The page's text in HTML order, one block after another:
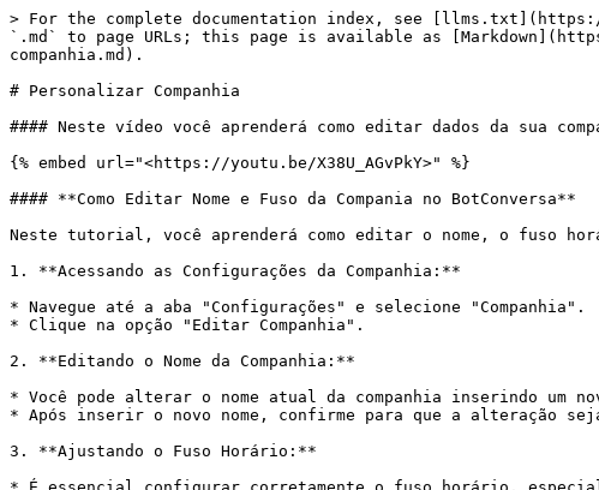
> For the complete documentation index, see
`.md` to page URLs; this page is available as
companhia.md).
# Personalizar Companhia
#### Neste vídeo você aprenderá como editar dados da sua
{% embed url="<https://youtu.be/X38U_AGvPkY>" %}
#### **Como Editar Nome e Fuso da Compania no BotConversa**
Neste tutorial, você aprenderá como editar o nome, o fuso
1. **Acessando as Configurações da Companhia:**
* Navegue até a aba "Configurações" e selecione "Companhia".
* Clique na opção "Editar Companhia".
2. **Editando o Nome da Companhia:**
* Você pode alterar o nome atual da companhia inserindo um
* Após inserir o novo nome, confirme para que a alteração
3. **Ajustando o Fuso Horário:**